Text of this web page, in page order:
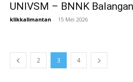
UNIVSM – BNNK
klikkalimantan - 15 Mei 2026
2 3 4